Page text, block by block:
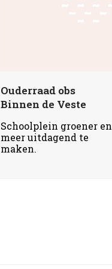
Ouderraad obs
Binnen de Veste
Schoolplein groener en
meer uitdagend te
maken.